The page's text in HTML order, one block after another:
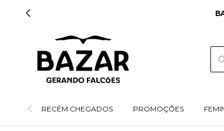
RECÉM CHEGADOS PROMOÇÕES